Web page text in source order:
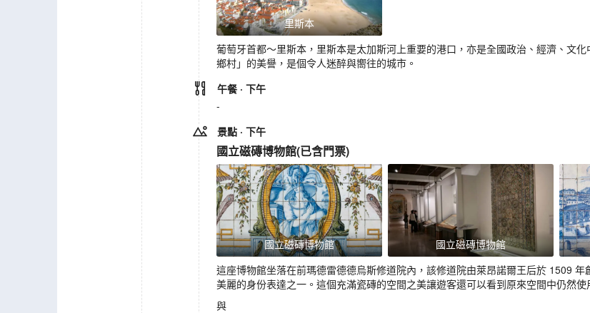
里斯本
葡萄牙首都～里斯本，里斯本是太加斯河上重要的港口，亦是全國政治、經濟、文
鄉村」的美譽，是個令人迷醉與嚮往的城市。
午餐 · 下午
-
景點 · 下午
國立磁磚博物館(已含門票)
國立磁磚博物館 國立磁磚博物館
這座博物館坐落在前瑪德雷德德烏斯修道院內，該修道院由萊昂諾爾王后於 1509
美麗的身份表達之一。這個充滿瓷磚的空間之美讓遊客還可以看到原來空間中仍然使
與